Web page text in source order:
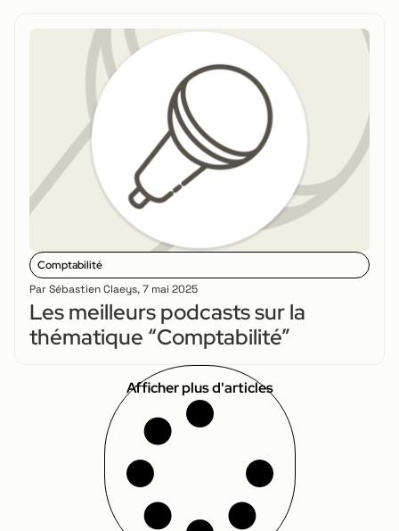
Comptabilité
Par Sébastien Claeys,7 mai 2025
Les meilleurs podcasts sur la
thématique “Comptabilité”
Afficher plus d'articles